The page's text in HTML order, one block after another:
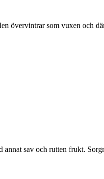
övervintrar som vuxen och
sav och rutten frukt.